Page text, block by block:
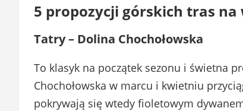
5 propozycji górskich tras na
Tatry – Dolina Chochołowska
To klasyk na początek sezonu i świetna
Chochołowska w marcu i kwietniu
pokrywają się wtedy fioletowym